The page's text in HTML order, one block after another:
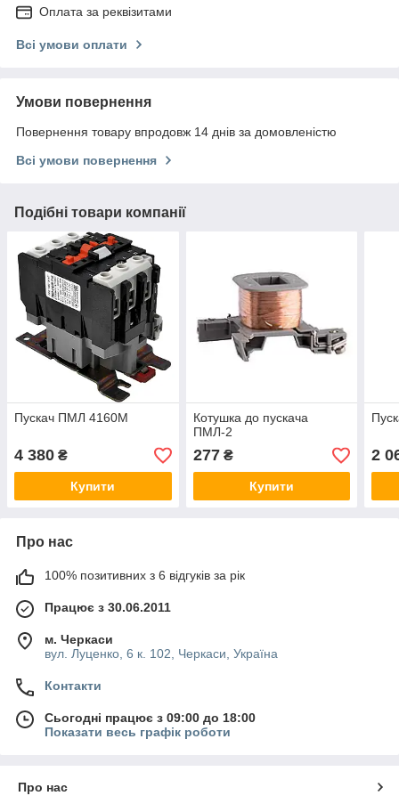
Оплата за реквізитами
Всі умови оплати
Умови повернення
Повернення товару впродовж 14 днів за домовленістю
Всі умови повернення
Подібні товари компанії
Пускач ПМЛ 4160М
4 380 ₴
Купити
Котушка до пускача
ПМЛ-2
277₴
Купити
2
Про нас
100% позитивних з 6 відгуків за рік
Працює з 30.06.2011
м. Черкаси
вул. Луценко, 6 к. 102, Черкаси, Україна
Контакти
Сьогодні працює з 09:00 до 18:00
Показати весь графік роботи
Про нас